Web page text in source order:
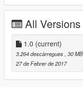
All Versions
1.0 (current)
3.264 descàrregues, 30 MB
27 de Febrer de 2017